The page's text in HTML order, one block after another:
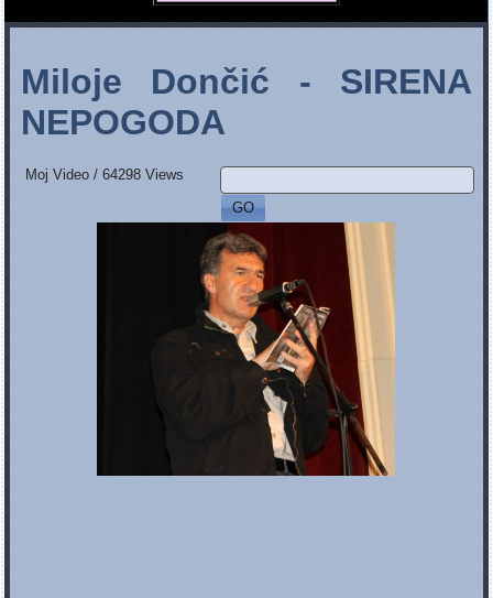
Miloje Dončić - SIRENA
NEPOGODA
Moj Video /64298 Views
GO